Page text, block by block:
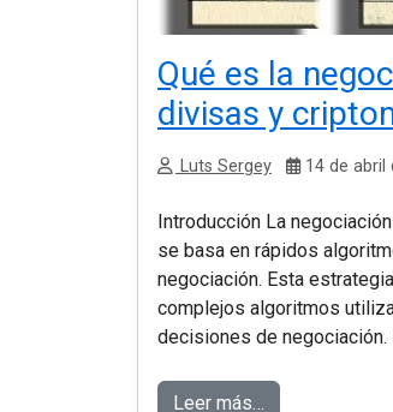
Qué es la
divisas y
Luts Sergey 14 de abril
Introducción La
se basa en rápidos
negociación. Esta
complejos algoritmos
decisiones de negociación.
Leer más…